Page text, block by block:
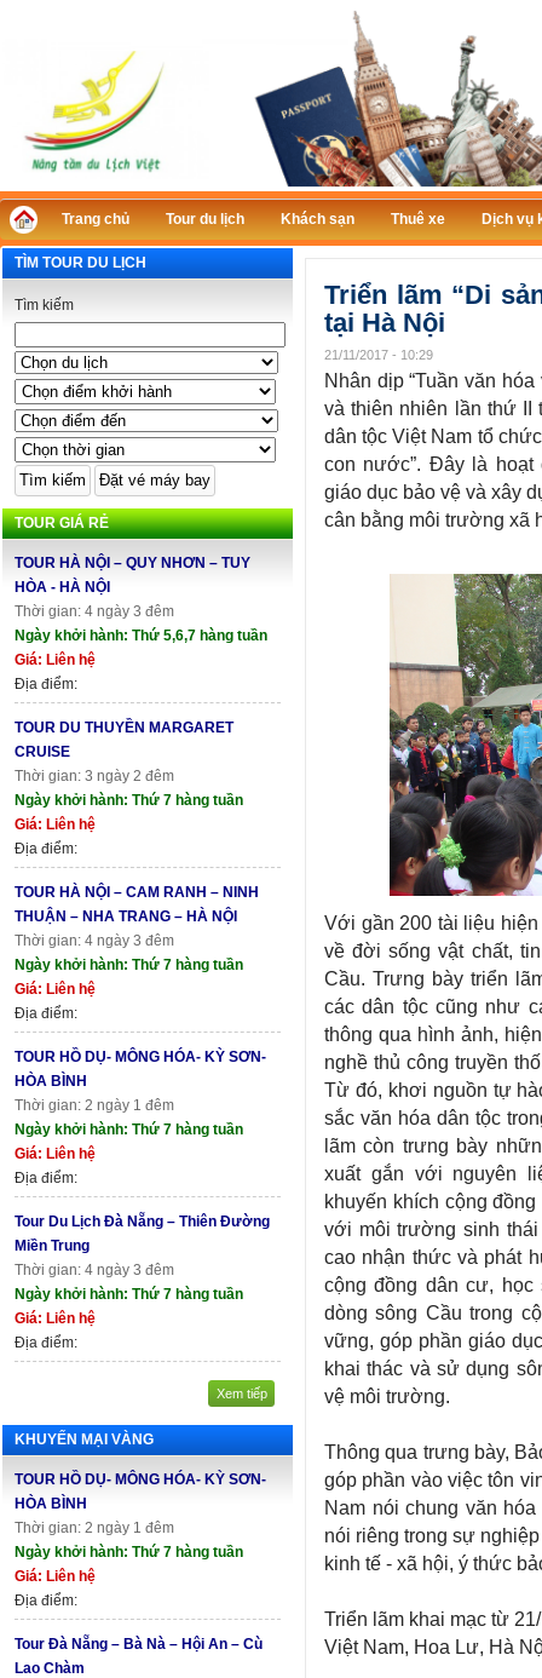
Trang chủ Tour du lịch Khách sạn Thuê xe Dịch vụ
TÌM TOUR DU LỊCH
Tìm kiếm
TOUR GIÁ RẺ
TOUR HÀ NỘI – QUY NHƠN – TUY
HÒA - HÀ NỘI
Thời gian: 4 ngày 3 đêm
Ngày khởi hành: Thứ 5,6,7 hàng tuần
Giá: Liên hệ
Địa điểm:
TOUR DU THUYỀN MARGARET
CRUISE
Thời gian: 3 ngày 2 đêm
Ngày khởi hành: Thứ 7 hàng tuần
Giá: Liên hệ
Địa điểm:
TOUR HÀ NỘI – CAM RANH – NINH
THUẬN – NHA TRANG – HÀ NỘI
Thời gian: 4 ngày 3 đêm
Ngày khởi hành: Thứ 7 hàng tuần
Giá: Liên hệ
Địa điểm:
TOUR HỒ DỤ- MÔNG HÓA- KỲ SƠN-
HÒA BÌNH
Thời gian: 2 ngày 1 đêm
Ngày khởi hành: Thứ 7 hàng tuần
Giá: Liên hệ
Địa điểm:
Tour Du Lịch Đà Nẵng – Thiên Đường
Miền Trung
Thời gian: 4 ngày 3 đêm
Ngày khởi hành: Thứ 7 hàng tuần
Giá: Liên hệ
Địa điểm:
Xem tiếp
KHUYẾN MẠI VÀNG
TOUR HỒ DỤ- MÔNG HÓA- KỲ SƠN-
HÒA BÌNH
Thời gian: 2 ngày 1 đêm
Ngày khởi hành: Thứ 7 hàng tuần
Giá: Liên hệ
Địa điểm:
Tour Đà Nẵng – Bà Nà – Hội An – Cù
Lao Chàm
Triển lãm “Di
tại Hà Nội
21/11/2017 - 10:29
Nhân dịp “Tuần văn
và thiên nhiên lần thứ II
dân tộc Việt Nam tổ
con nước”. Đây là hoạt
giáo dục bảo vệ và xây
cân bằng môi trường xã
Với gần 200 tài liệu
về đời sống vật chất,
Cầu. Trưng bày triển
các dân tộc cũng như
thông qua hình ảnh,
nghề thủ công truyền
Từ đó, khơi nguồn tự
sắc văn hóa dân tộc
lãm còn trưng bày
xuất gắn với nguyên
khuyến khích cộng
với môi trường sinh thái
cao nhận thức và phát
cộng đồng dân cư,
dòng sông Cầu trong
vững, góp phần giáo
khai thác và sử dụng
vệ môi trường.
Thông qua trưng bày,
góp phần vào việc tôn
Nam nói chung văn
nói riêng trong sự
kinh tế - xã hội, ý thức
Triển lãm khai mạc từ
Việt Nam, Hoa Lư, Hà